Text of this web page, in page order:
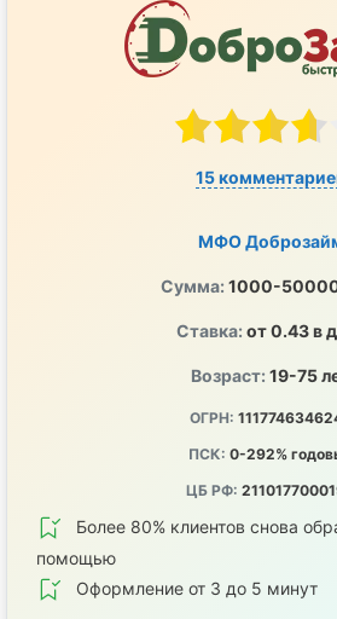
15
МФО
Сумма: 1000-
Ставка: от 0.43 в
Возраст: 19-75
ОГРН:
ПСК: 0-292%
ЦБ РФ:
Более 80% клиентов снова
помощью
Оформление от 3 до 5 минут